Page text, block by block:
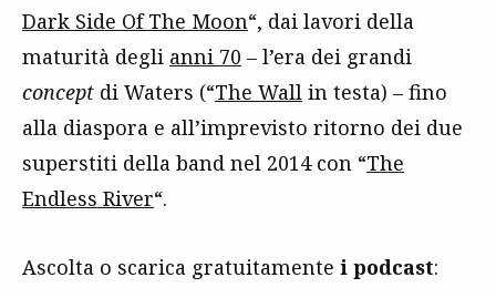
Dark Side Of The Moon“, dai lavori della
maturità degli anni 70 – l’era dei grandi
concept di Waters (“The Wall in testa) – fino
alla diaspora e all’imprevisto ritorno dei due
superstiti della band nel 2014 con “The
Endless River“.
Ascolta o scarica gratuitamente i podcast: